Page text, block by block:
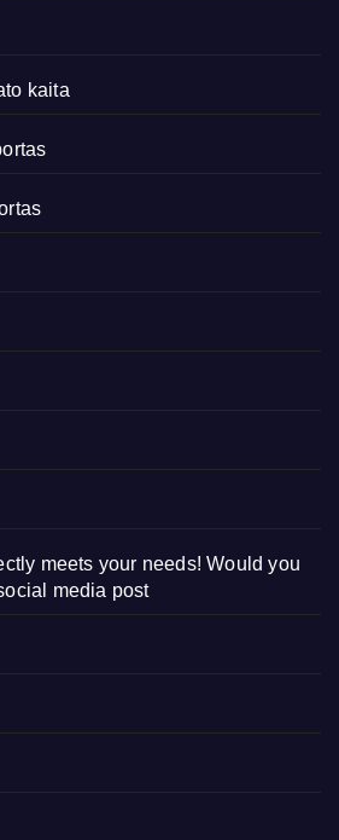
kaita
meets your needs! Would you
media post